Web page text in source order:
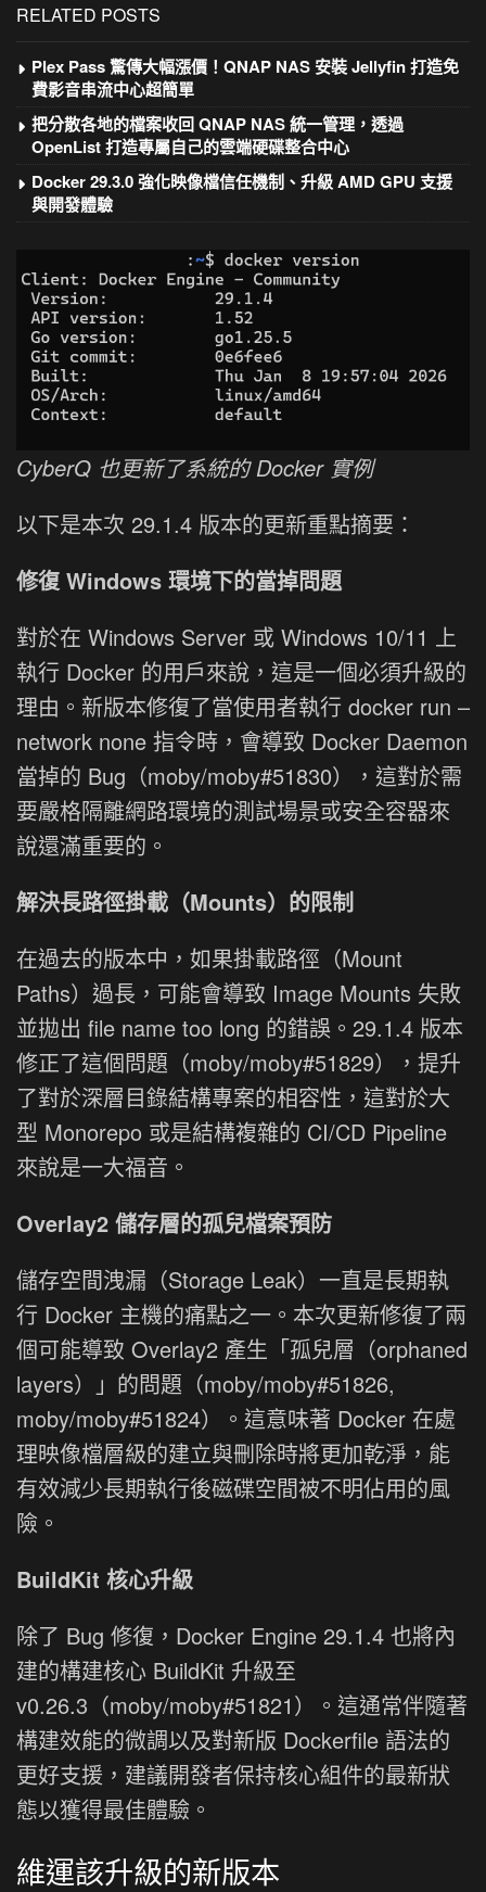
RELATED POSTS
Plex Pass 驚傳大幅漲價！QNAP NAS 安裝 Jellyfin 打造免
費影音串流中心超簡單
把分散各地的檔案收回 QNAP NAS 統一管理，透過
OpenList 打造專屬自己的雲端硬碟整合中心
Docker 29.3.0 強化映像檔信任機制、升級 AMD GPU 支援
與開發體驗
CyberQ 也更新了系統的 Docker 實例
以下是本次 29.1.4 版本的更新重點摘要：
修復 Windows 環境下的當掉問題
對於在 Windows Server 或 Windows 10/11 上
執行 Docker 的用戶來說，這是一個必須升級的
理由。新版本修復了當使用者執行 docker run –
network none 指令時，會導致 Docker Daemon
當掉的 Bug（moby/moby#51830），這對於需
要嚴格隔離網路環境的測試場景或安全容器來
說還滿重要的。
解決長路徑掛載（Mounts）的限制
在過去的版本中，如果掛載路徑（Mount
Paths）過長，可能會導致 Image Mounts 失敗
並拋出 file name too long 的錯誤。29.1.4 版本
修正了這個問題（moby/moby#51829），提升
了對於深層目錄結構專案的相容性，這對於大
型 Monorepo 或是結構複雜的 CI/CD Pipeline
來說是一大福音。
Overlay2 儲存層的孤兒檔案預防
儲存空間洩漏（Storage Leak）一直是長期執
行 Docker 主機的痛點之一。本次更新修復了兩
個可能導致 Overlay2 產生「孤兒層（orphaned
layers）」的問題（moby/moby#51826,
moby/moby#51824）。這意味著 Docker 在處
理映像檔層級的建立與刪除時將更加乾淨，能
有效減少長期執行後磁碟空間被不明佔用的風
險。
BuildKit 核心升級
除了 Bug 修復，Docker Engine 29.1.4 也將內
建的構建核心 BuildKit 升級至
v0.26.3（moby/moby#51821）。這通常伴隨著
構建效能的微調以及對新版 Dockerfile 語法的
更好支援，建議開發者保持核心組件的最新狀
態以獲得最佳體驗。
維運該升級的新版本